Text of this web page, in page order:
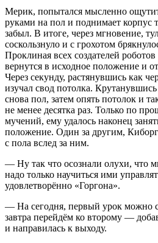
Мерик, попытался мысленно
руками на пол и поднимает корпус
забыл. В итоге, через мгновение,
соскользнуло и с грохотом
Проклиная всех создателей
вернутся в исходное положение и
Через секунду, растянувшись как
изучал свод потолка.
снова пол, затем опять потолок и
не менее десятка раз. Только по
мучений, ему удалось наконец
положение. Один за другим,
с пола вслед за ним.
— Ну так что осознали олухи, что
надо только научиться ими
удовлетворённо «Горгона».
— На сегодня, первый урок можно
завтра перейдём ко второму —
и направилась к выходу.